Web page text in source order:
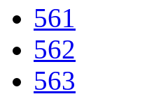
561
562
563